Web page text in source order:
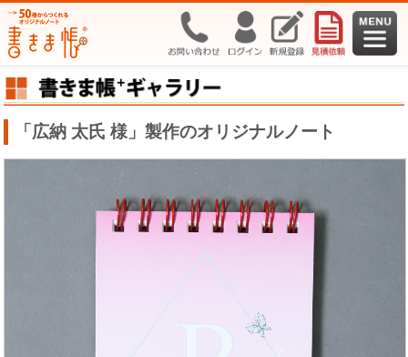
「広納 太氏 様」製作のオリジナルノート